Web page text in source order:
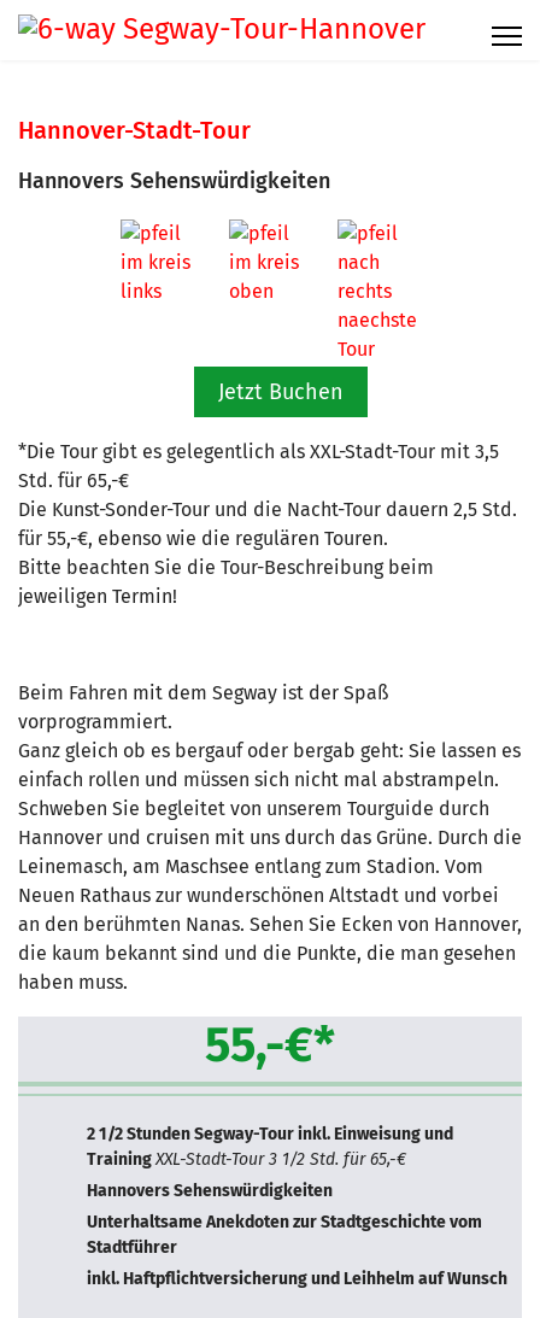
Hannover-Stadt-Tour
Hannovers Sehenswürdigkeiten
Jetzt Buchen
*Die Tour gibt es gelegentlich als XXL-Stadt-Tour mit 3,5
Std. für 65,-€
Die Kunst-Sonder-Tour und die Nacht-Tour dauern 2,5 Std.
für 55,-€, ebenso wie die regulären Touren.
Bitte beachten Sie die Tour-Beschreibung beim
jeweiligen Termin!
Beim Fahren mit dem Segway ist der Spaß
vorprogrammiert.
Ganz gleich ob es bergauf oder bergab geht: Sie lassen es
einfach rollen und müssen sich nicht mal abstrampeln.
Schweben Sie begleitet von unserem Tourguide durch
Hannover und cruisen mit uns durch das Grüne. Durch die
Leinemasch, am Maschsee entlang zum Stadion. Vom
Neuen Rathaus zur wunderschönen Altstadt und vorbei
an den berühmten Nanas. Sehen Sie Ecken von Hannover,
die kaum bekannt sind und die Punkte, die man gesehen
haben muss.
55,-€*
2 1/2 Stunden Segway-Tour inkl. Einweisung und
TrainingXXL-Stadt-Tour 3 1/2 Std. für 65,-€
Hannovers Sehenswürdigkeiten
Unterhaltsame Anekdoten zur Stadtgeschichte vom
Stadtführer
inkl. Haftpflichtversicherung und Leihhelm auf Wunsch